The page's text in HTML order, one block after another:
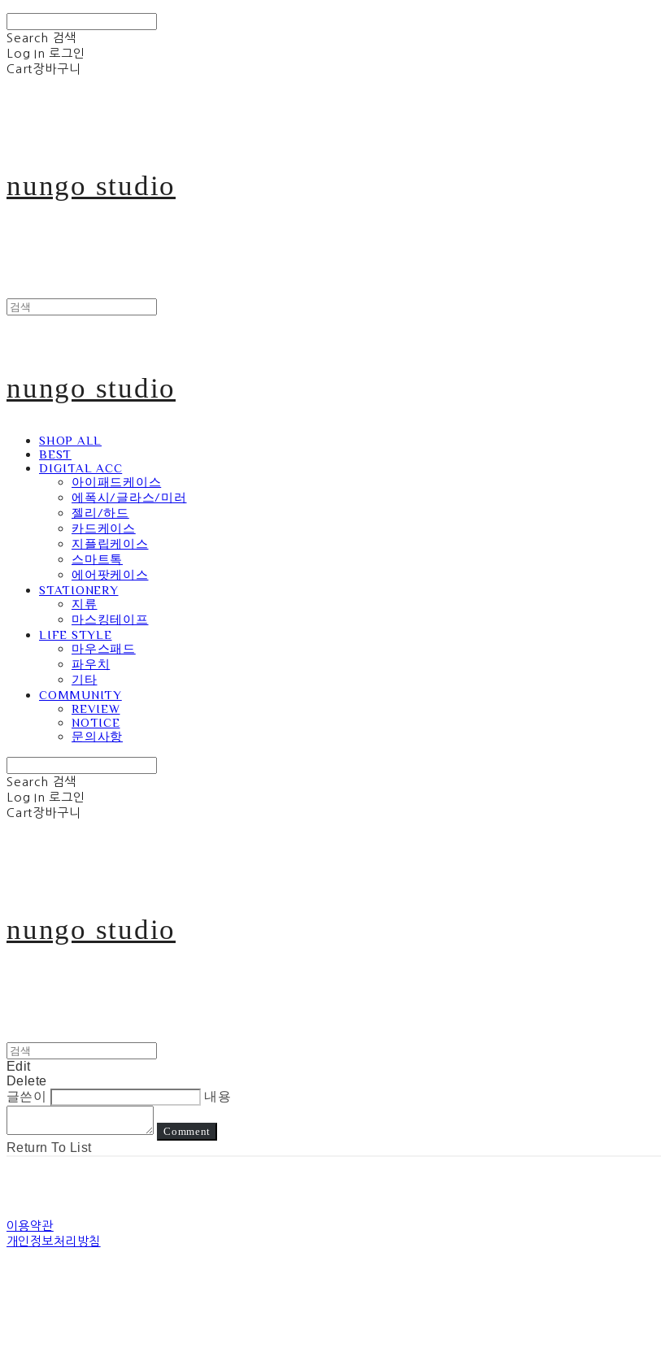
Search 검색
Log In 로그인
Cart장바구니
nungo studio
nungo studio
SHOP ALL
BEST
DIGITAL ACC
아이패드케이스
에폭시/글라스/미러
젤리/하드
카드케이스
지플립케이스
스마트톡
에어팟케이스
STATIONERY
지류
마스킹테이프
LIFE STYLE
마우스패드
파우치
기타
COMMUNITY
REVIEW
NOTICE
문의사항
Search 검색
Log In 로그인
Cart장바구니
nungo studio
Edit
Delete
글쓴이
내용
Comment
Return To List
이용약관
개인정보처리방침